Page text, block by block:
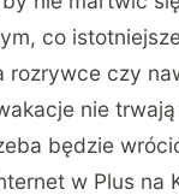
co
rozrywce czy
nie
będzie
w Plus na